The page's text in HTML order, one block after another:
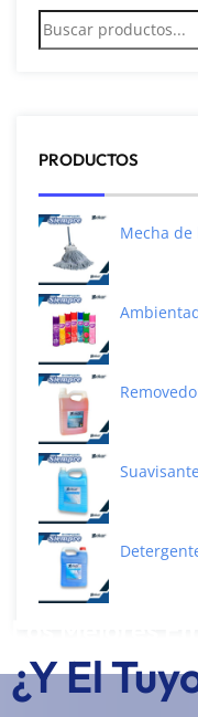
PRODUCTOS
Mecha de
¿Y El